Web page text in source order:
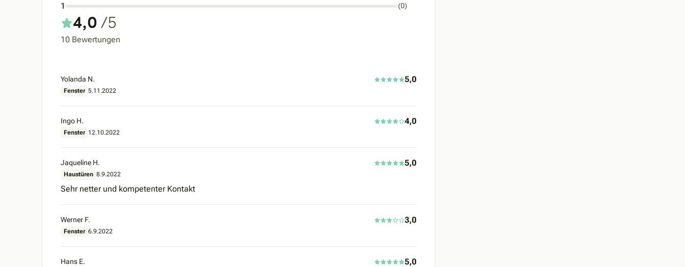
1 (0)
4,0 /5
10 Bewertungen
Yolanda N. 5,0
Fenster 5.11.2022
Ingo H. 4,0
Fenster 12.10.2022
Jaqueline H. 5,0
Haustüren 8.9.2022
Sehr netter und kompetenter Kontakt
Werner F. 3,0
Fenster 6.9.2022
Hans E. 5,0